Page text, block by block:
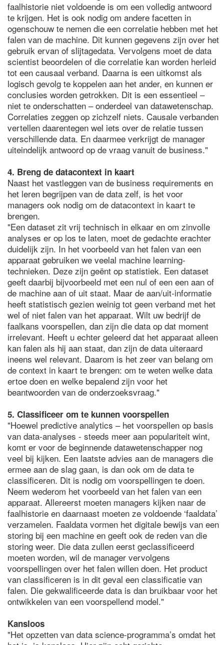
faalhistorie niet voldoende is om een volledig antwoord
te krijgen. Het is ook nodig om andere facetten in
ogenschouw te nemen die een correlatie hebben met het
falen van de machine. Dit kunnen gegevens zijn over het
gebruik ervan of slijtagedata. Vervolgens moet de data
scientist beoordelen of die correlatie kan worden herleid
tot een causaal verband. Daarna is een uitkomst als
logisch gevolg te koppelen aan het ander, en kunnen er
conclusies worden getrokken. Dit is een essentieel –
niet te onderschatten – onderdeel van datawetenschap.
Correlaties zeggen op zichzelf niets. Causale verbanden
vertellen daarentegen wel iets over de relatie tussen
verschillende data. En daarmee verkrijgt de manager
uiteindelijk antwoord op de vraag vanuit de business."
4. Breng de datacontext in kaart
Naast het vastleggen van de business requirements en
het leren begrijpen van de data zelf, is het voor
managers ook nodig om de datacontext in kaart te
brengen.
"Een dataset zit vrij technisch in elkaar en om zinvolle
analyses er op los te laten, moet de gedachte erachter
duidelijk zijn. In het voorbeeld van het falen van een
apparaat gebruiken we veelal machine learning-
technieken. Deze zijn geënt op statistiek. Een dataset
geeft daarbij bijvoorbeeld met een nul of een een aan of
de machine aan of uit staat. Maar de aan/uit-informatie
heeft statistisch gezien weinig tot geen verband met het
wel of niet falen van het apparaat. Wilt uw bedrijf de
faalkans voorspellen, dan zijn die data op dat moment
irrelevant. Heeft u echter geleerd dat het apparaat alleen
kan falen als hij aan staat, dan zijn de data uiteraard
ineens wel relevant. Daarom is het zeer van belang om
de context in kaart te brengen: om te weten welke data
ertoe doen en welke bepalend zijn voor het
beantwoorden van de onderzoeksvraag."
5. Classificeer om te kunnen voorspellen
"Hoewel predictive analytics – het voorspellen op basis
van data-analyses - steeds meer aan populariteit wint,
komt er voor de beginnende datawetenschapper nog
veel bij kijken. Een laatste advies aan de managers die
ermee aan de slag gaan, is dan ook om de data te
classificeren. Dit is nodig om voorspellingen te doen.
Neem wederom het voorbeeld van het falen van een
apparaat. Allereerst moeten managers kijken naar de
faalhistorie en daarnaast moeten ze voldoende ‘faaldata’
verzamelen. Faaldata vormen het digitale bewijs van een
storing bij een machine en geeft ook de reden van die
storing weer. Die data zullen eerst geclassificeerd
moeten worden, wil de manager vervolgens
voorspellingen over het falen willen doen. Het product
van classificeren is in dit geval een classificatie van
falen. Die gekwalificeerde data is dan bruikbaar voor het
ontwikkelen van een voorspellend model."
Kansloos
"Het opzetten van data science-programma’s omdat het